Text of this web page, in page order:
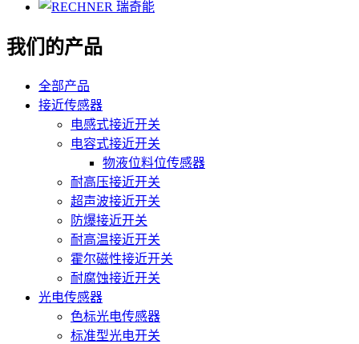
我们的产品
全部产品
接近传感器
电感式接近开关
电容式接近开关
物液位料位传感器
耐高压接近开关
超声波接近开关
防爆接近开关
耐高温接近开关
霍尔磁性接近开关
耐腐蚀接近开关
光电传感器
色标光电传感器
标准型光电开关